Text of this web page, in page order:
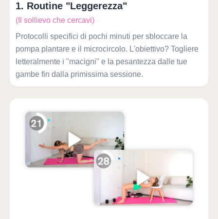
1. Routine "Leggerezza"
(Il sollievo che cercavi)
Protocolli specifici di pochi minuti per sbloccare la
pompa plantare e il microcircolo. L'obiettivo? Togliere
letteralmente i "macigni" e la pesantezza dalle tue
gambe fin dalla primissima sessione.